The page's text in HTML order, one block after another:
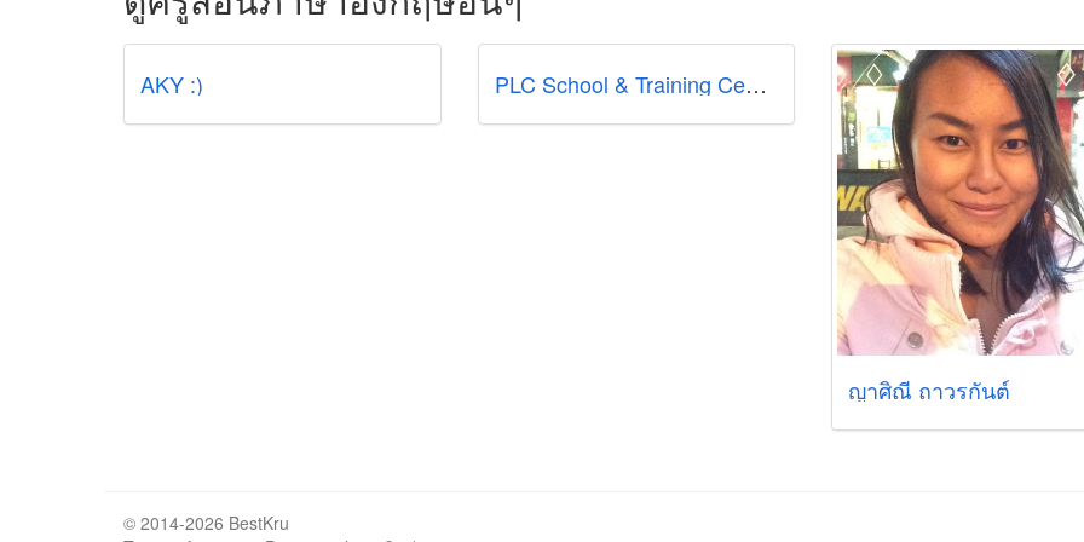
AKY :) PLC School & Training Centre
ญาศิณี ถาวรกันต์
© 2014-2026 BestKru